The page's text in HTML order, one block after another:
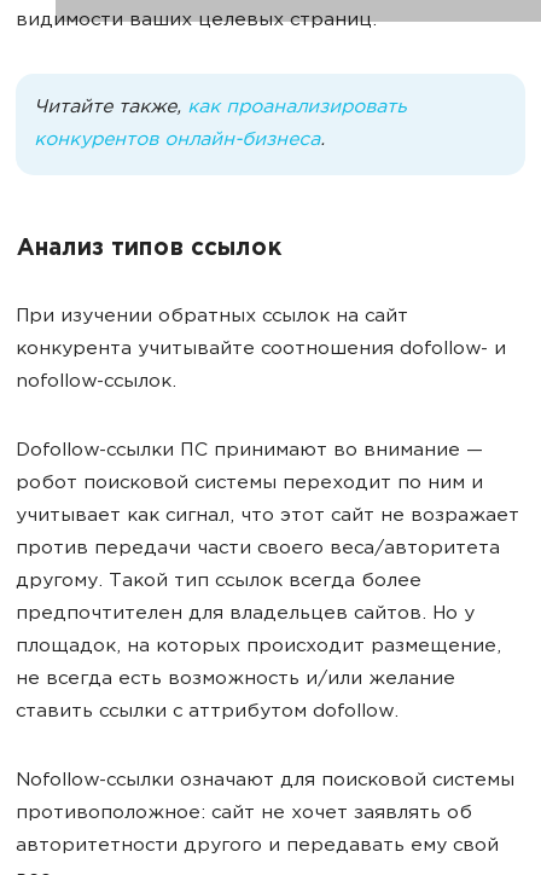
видимости ваших целевых страниц.
Читайте также, как проанализировать
конкурентов онлайн-бизнеса.
Анализ типов ссылок
При изучении обратных ссылок на сайт
конкурента учитывайте соотношения dofollow- и
nofollow-ссылок.
Dofollow-ссылки ПС принимают во внимание —
робот поисковой системы переходит по ним и
учитывает как сигнал, что этот сайт не возражает
против передачи части своего веса/авторитета
другому. Такой тип ссылок всегда более
предпочтителен для владельцев сайтов. Но у
площадок, на которых происходит размещение,
не всегда есть возможность и/или желание
ставить ссылки с аттрибутом dofollow.
Nofollow-ссылки означают для поисковой системы
противоположное: сайт не хочет заявлять об
авторитетности другого и передавать ему свой